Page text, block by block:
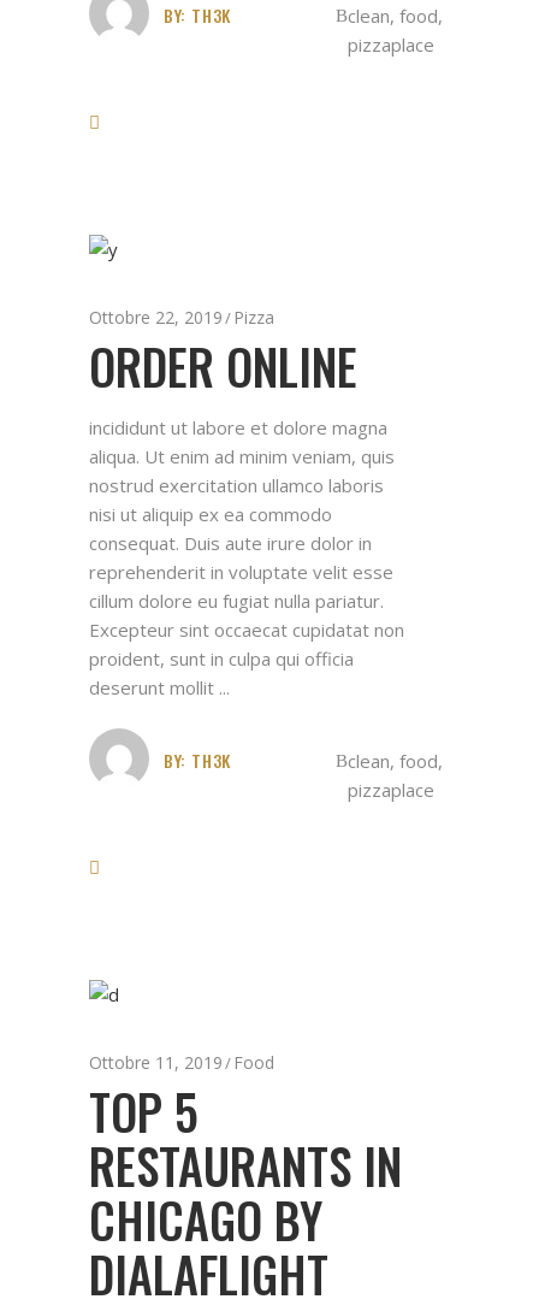
BY: TH3K clean, food,
pizzaplace
Ottobre 22, 2019 Pizza
ORDER ONLINE
incididunt ut labore et dolore magna
aliqua. Ut enim ad minim veniam, quis
nostrud exercitation ullamco laboris
nisi ut aliquip ex ea commodo
consequat. Duis aute irure dolor in
reprehenderit in voluptate velit esse
cillum dolore eu fugiat nulla pariatur.
Excepteur sint occaecat cupidatat non
proident, sunt in culpa qui officia
deserunt mollit
BY: TH3K clean, food,
pizzaplace
Ottobre 11, 2019 Food
TOP 5
RESTAURANTS IN
CHICAGO BY
DIALAFLIGHT